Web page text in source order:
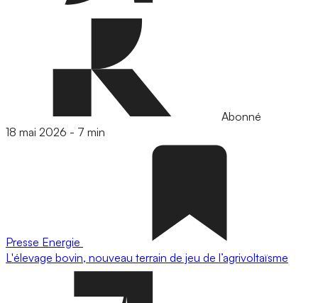
Abonné
18 mai 2026 - 7 min
Presse Energie
L'élevage bovin, nouveau terrain de jeu de l’agrivoltaïsme